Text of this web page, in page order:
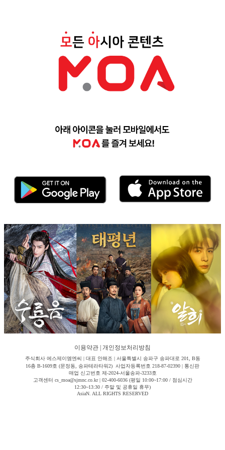
이용약관 개인정보처리방침
주식회사 에스제이엠엔씨 | 대표 안해조 | 서울특별시 송파구 송파대로 201, B동
16층 B-1609호 (문정동, 송파테라타워2) 사업자등록번호 218-87-02390 | 통신판
매업 신고번호 제-2024-서울송파-3233호
고객센터 cs_moa@sjmnc.co.kr | 02-400-6036 (평일 10:00~17:00 / 점심시간
12:30~13:30 / 주말 및 공휴일 휴무)
AsiaN. ALL RIGHTS RESERVED